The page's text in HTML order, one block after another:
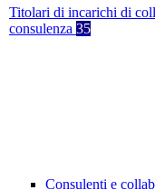
Titolari di incarichi di
consulenza 35
Consulenti e